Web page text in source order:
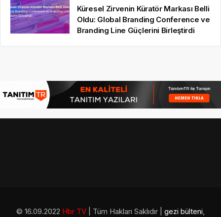
Küresel Zirvenin Küratör Markası Belli
Oldu: Global Branding Conference ve
Branding Line Güçlerini Birleştirdi
© 16.09.2022 Hbr TV | Tüm Hakları Saklıdır | gezi bülteni,